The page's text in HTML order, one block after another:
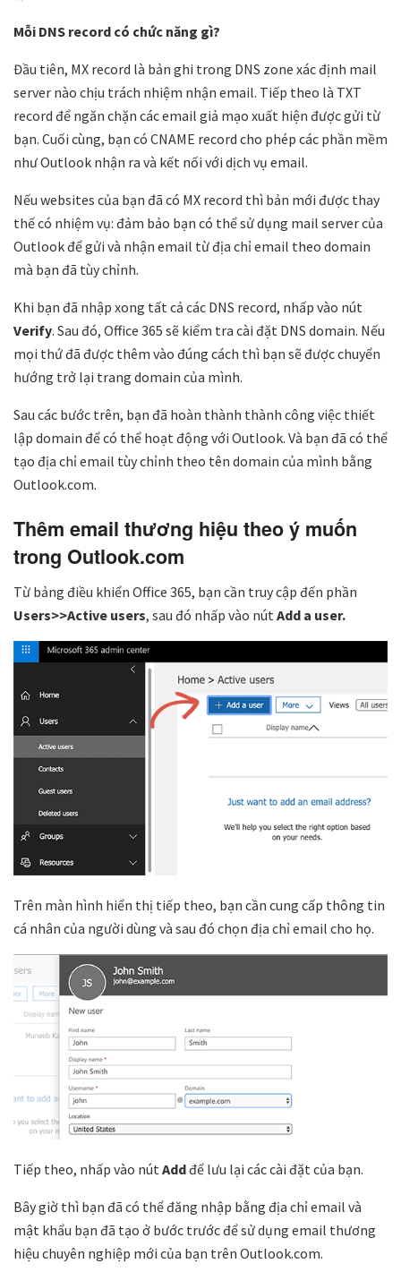
Mỗi DNS record có chức năng gì?
Đầu tiên, MX record là bản ghi trong DNS zone xác định mail
server nào chịu trách nhiệm nhận email. Tiếp theo là TXT
record để ngăn chặn các email giả mạo xuất hiện được gửi từ
bạn. Cuối cùng, bạn có CNAME record cho phép các phần mềm
như Outlook nhận ra và kết nối với dịch vụ email.
Nếu websites của bạn đã có MX record thì bản mới được thay
thế có nhiệm vụ: đảm bảo bạn có thể sử dụng mail server của
Outlook để gửi và nhận email từ địa chỉ email theo domain
mà bạn đã tùy chỉnh.
Khi bạn đã nhập xong tất cả các DNS record, nhấp vào nút
Verify. Sau đó, Office 365 sẽ kiểm tra cài đặt DNS domain. Nếu
mọi thứ đã được thêm vào đúng cách thì bạn sẽ được chuyển
hướng trở lại trang domain của mình.
Sau các bước trên, bạn đã hoàn thành thành công việc thiết
lập domain để có thể hoạt động với Outlook. Và bạn đã có thể
tạo địa chỉ email tùy chỉnh theo tên domain của mình bằng
Outlook.com.
Thêm email thương hiệu theo ý muốn
trong Outlook.com
Từ bảng điều khiển Office 365, bạn cần truy cập đến phần
Users>>Active users, sau đó nhấp vào nútAdd a user.
Trên màn hình hiển thị tiếp theo, bạn cần cung cấp thông tin
cá nhân của người dùng và sau đó chọn địa chỉ email cho họ.
Tiếp theo, nhấp vào nút Addđể lưu lại các cài đặt của bạn.
Bây giờ thì bạn đã có thể đăng nhập bằng địa chỉ email và
mật khẩu bạn đã tạo ở bước trước để sử dụng email thương
hiệu chuyên nghiệp mới của bạn trên Outlook.com.